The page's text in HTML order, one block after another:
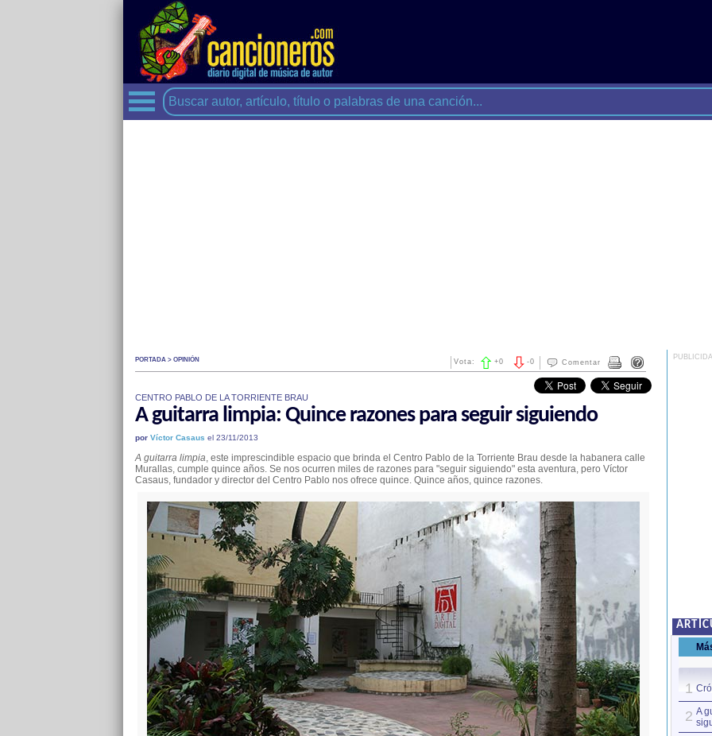
PORTADA > OPINIÓN Comentar
-0
Vota: +0
CENTRO PABLO DE LA TORRIENTE BRAU
A guitarra limpia: Quince razones para seguir siguiendo
por Víctor Casaus el 23/11/2013
A guitarra limpia, este imprescindible espacio que brinda el Centro Pablo de la Torriente Brau desde la habanera calle
Murallas, cumple quince años. Se nos ocurren miles de razones para "seguir siguiendo" esta aventura, pero Víctor
Casaus, fundador y director del Centro Pablo nos ofrece quince. Quince años, quince razones.
1
2 A